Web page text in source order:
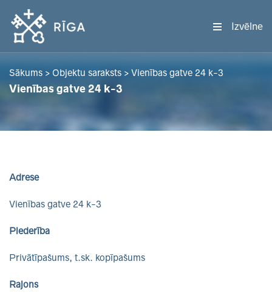
Izvēlne
Sākums > Objektu saraksts > Vienības gatve 24 k-3
Vienības gatve 24 k-3
Adrese
Vienības gatve 24 k-3
Piederība
Privātīpašums, t.sk. kopīpašums
Rajons